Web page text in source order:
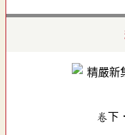
卷下